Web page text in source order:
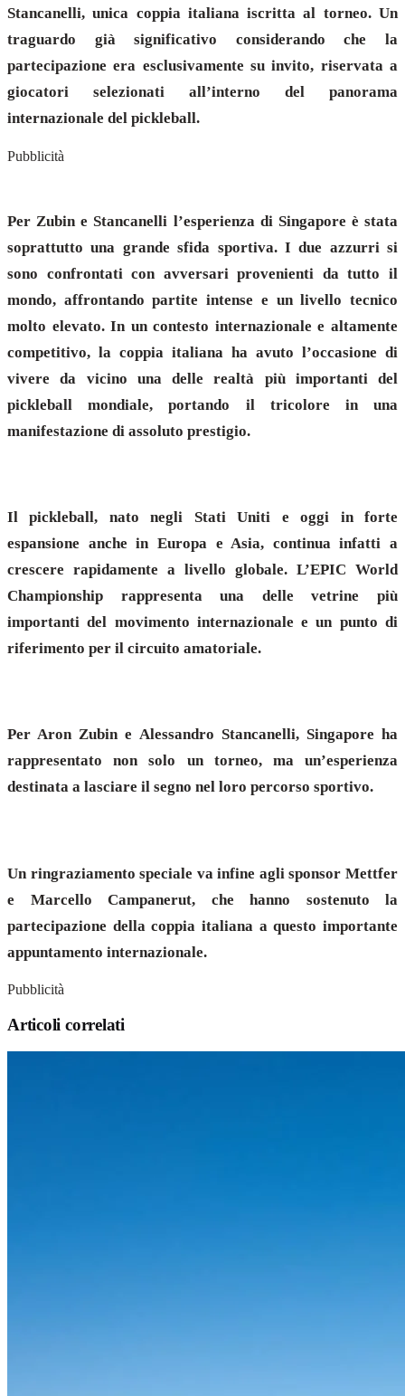
Stancanelli, unica coppia italiana iscritta al torneo. Un
traguardo già significativo considerando che la
partecipazione era esclusivamente su invito, riservata a
giocatori selezionati all’interno del panorama
internazionale del pickleball.
Pubblicità
Per Zubin e Stancanelli l’esperienza di Singapore è stata
soprattutto una grande sfida sportiva. I due azzurri si
sono confrontati con avversari provenienti da tutto il
mondo, affrontando partite intense e un livello tecnico
molto elevato. In un contesto internazionale e altamente
competitivo, la coppia italiana ha avuto l’occasione di
vivere da vicino una delle realtà più importanti del
pickleball mondiale, portando il tricolore in una
manifestazione di assoluto prestigio.
Il pickleball, nato negli Stati Uniti e oggi in forte
espansione anche in Europa e Asia, continua infatti a
crescere rapidamente a livello globale. L’EPIC World
Championship rappresenta una delle vetrine più
importanti del movimento internazionale e un punto di
riferimento per il circuito amatoriale.
Per Aron Zubin e Alessandro Stancanelli, Singapore ha
rappresentato non solo un torneo, ma un’esperienza
destinata a lasciare il segno nel loro percorso sportivo.
Un ringraziamento speciale va infine agli sponsor Mettfer
e Marcello Campanerut, che hanno sostenuto la
partecipazione della coppia italiana a questo importante
appuntamento internazionale.
Pubblicità
Articoli correlati